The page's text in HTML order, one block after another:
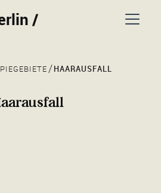
/
/HAARAUSFALL